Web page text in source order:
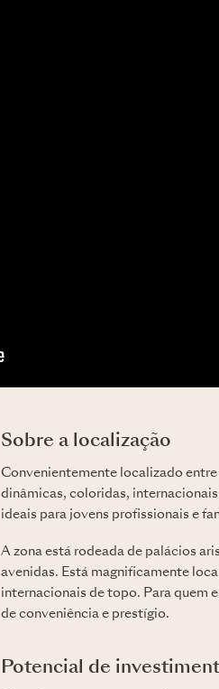
Sobre a localização
Convenientemente localizado
dinâmicas, coloridas,
ideais para jovens profissionais e
A zona está rodeada de palácios
avenidas. Está magnificamente
internacionais de topo. Para quem
de conveniência e prestígio.
Potencial de